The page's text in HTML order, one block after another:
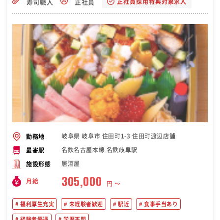
寿司職人 正社員 正社員採用特典対象求人
勤務地 岐阜県 岐阜市 住田町1-3 住田町渡辺店舗
最寄駅 名鉄名古屋本線 名鉄岐阜駅
施設形態 居酒屋
月給 305,000 円 〜
福利厚生充実 未経験者歓迎 駅近 食事手当あり